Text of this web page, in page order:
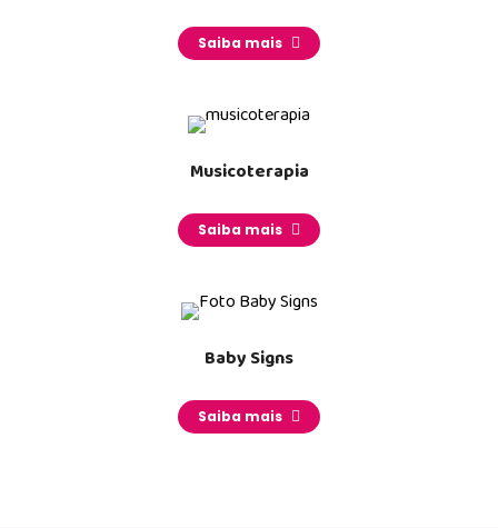
Saiba mais
Musicoterapia
Saiba mais
Baby Signs
Saiba mais